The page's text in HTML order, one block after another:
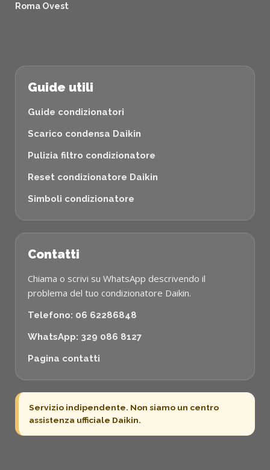
Roma Ovest
Guide utili
Guide condizionatori
Scarico condensa Daikin
Pulizia filtro condizionatore
Reset condizionatore Daikin
Simboli condizionatore
Contatti
Chiama o scrivi su WhatsApp descrivendo il
problema del tuo condizionatore Daikin.
Telefono: 06 62286848
WhatsApp: 329 086 8127
Pagina contatti
Servizio indipendente. Non siamo un centro
assistenza ufficiale Daikin.